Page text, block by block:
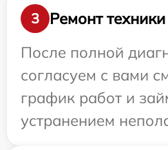
3
Ремонт техники
После полной
согласуем с вами
график работ и
устранением